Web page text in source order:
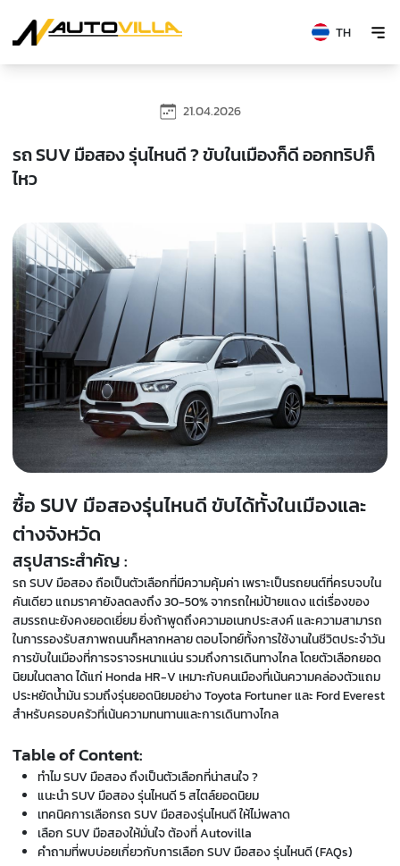
TH
21.04.2026
รถ SUV มือสอง รุ่นไหนดี ? ขับในเมืองก็ดี ออกทริปก็
ไหว
ซื้อ SUV มือสองรุ่นไหนดี ขับได้ทั้งในเมืองและ
ต่างจังหวัด
สรุปสาระสำคัญ :
รถ SUV มือสอง ถือเป็นตัวเลือกที่มีความคุ้มค่า เพราะเป็นรถยนต์ที่ครบจบใน
คันเดียว แถมราคายังลดลงถึง 30-50% จากรถใหม่ป้ายแดง แต่เรื่องของ
สมรรถนะยังคงยอดเยี่ยม ยิ่งถ้าพูดถึงความอเนกประสงค์ และความสามารถ
ในการรองรับสภาพถนนก็หลากหลาย ตอบโจทย์ทั้งการใช้งานในชีวิตประจำวัน
การขับในเมืองที่การจราจรหนาแน่น รวมถึงการเดินทางไกล โดยตัวเลือกยอด
นิยมในตลาด ได้แก่ Honda HR-V เหมาะกับคนเมืองที่เน้นความคล่องตัวแถม
ประหยัดน้ำมัน รวมถึงรุ่นยอดนิยมอย่าง Toyota Fortuner และ Ford Everest
สำหรับครอบครัวที่เน้นความทนทานและการเดินทางไกล
Table of Content:
ทำไม SUV มือสอง ถึงเป็นตัวเลือกที่น่าสนใจ ?
แนะนำ SUV มือสอง รุ่นไหนดี 5 สไตล์ยอดนิยม
เทคนิคการเลือกรถ SUV มือสองรุ่นไหนดี ให้ไม่พลาด
เลือก SUV มือสองให้มั่นใจ ต้องที่ Autovilla
คำถามที่พบบ่อยเกี่ยวกับการเลือก SUV มือสอง รุ่นไหนดี (FAQs)